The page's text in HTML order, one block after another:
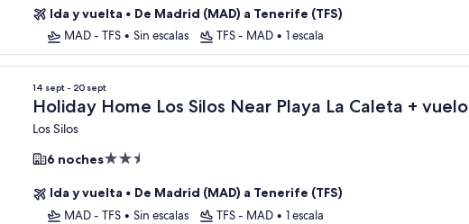
2.0 estrellas
Ida y vuelta • De Madrid (MAD) a Tenerife (TFS)
MAD - TFS • Sin escalas TFS - MAD • 1 escala
14 sept - 20 sept
Holiday Home Los Silos Near Playa La Caleta + vuelo
Los Silos
6 nochesAlojamiento
2.5 estrellas
Ida y vuelta • De Madrid (MAD) a Tenerife (TFS)
MAD - TFS • Sin escalas TFS - MAD • 1 escala